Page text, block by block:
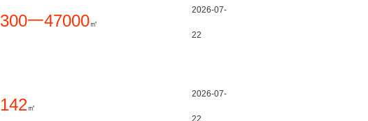
300一47000㎡
2026-07-
22
142㎡
2026-07-
22